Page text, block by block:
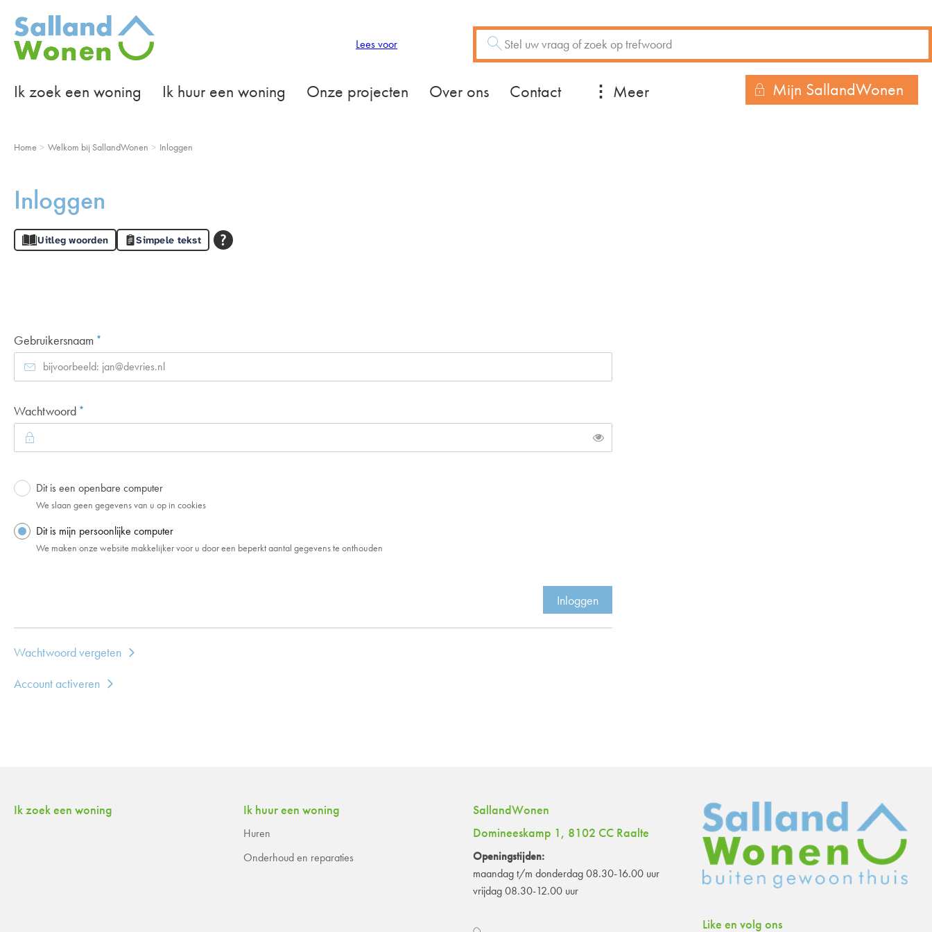
Naar de homepage
Ik zoek een woning Ik huur een woning Onze projecten Over ons Contact Meer
Lees voor Zoeken
Vraag of trefwoord
Mijn SallandWonen
Home Welkom bij SallandWonen Inloggen
Inloggen
Uitleg woorden Simpele tekst
Gebruikersnaam *
Wachtwoord *
Login Dit is een openbare computer
We slaan geen gegevens van u op in cookies
Dit is mijn persoonlijke computer
We maken onze website makkelijker voor u door een beperkt aantal gegevens te onthouden
Inloggen
Wachtwoord vergeten
Account activeren
Contactinformatie
Ik zoek een woning Ik huur een woning
Huren
Onderhoud en reparaties
SallandWonen
Domineeskamp 1, 8102 CC Raalte
Openingstijden:
maandag t/m donderdag 08.30-16.00 uur
vrijdag 08.30-12.00 uur
Like en volg ons